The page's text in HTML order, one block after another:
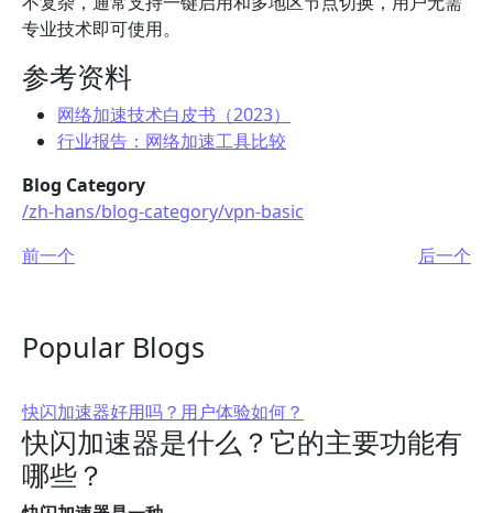
专业技术即可使用。
参考资料
网络加速技术白皮书（2023）
行业报告：网络加速工具比较
Blog Category
/zh-hans/blog-category/vpn-basic
前一个
后一个
Popular Blogs
快闪加速器好用吗？用户体验如何？
快闪加速器是什么？它的主要功能有
哪些？